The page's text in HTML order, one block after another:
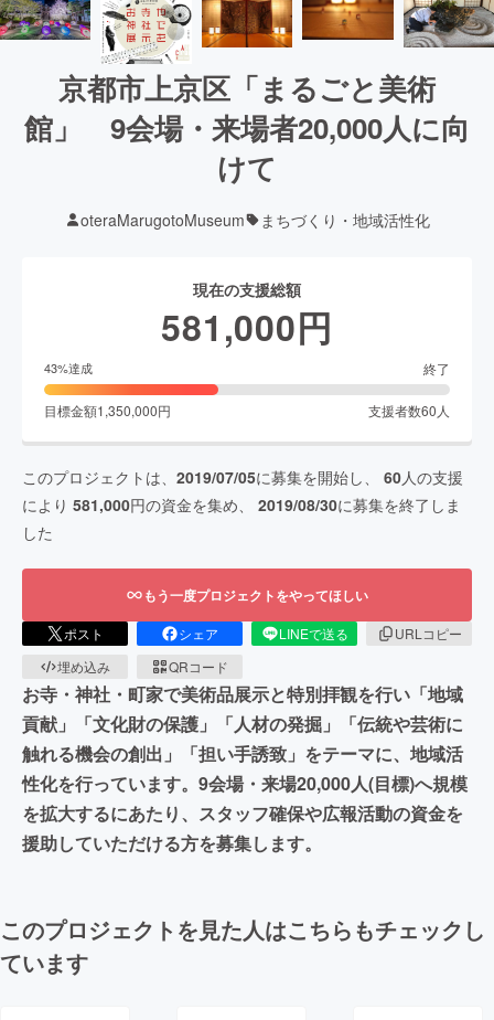
京都市上京区「まるごと美術
館」 9会場・来場者20,000人に向
けて
oteraMarugotoMuseum まちづくり・地域活性化
現在の支援総額
581,000円
43%達成 終了
目標金額1,350,000円 支援者数60 人
このプロジェクトは、 2019/07/05に募集を開始し、 60人の支援
により 581,000円の資金を集め、 2019/08/30に募集を終了しま
した
もう一度プロジェクトをやってほしい
ポスト シェア LINEで送る
URLコピー
埋め込み
QRコード
お寺・神社・町家で美術品展示と特別拝観を行い「地域
貢献」「文化財の保護」「人材の発掘」「伝統や芸術に
触れる機会の創出」「担い手誘致」をテーマに、地域活
性化を行っています。9会場・来場20,000人(目標)へ規模
を拡大するにあたり、スタッフ確保や広報活動の資金を
援助していただける方を募集します。
このプロジェクトを見た人はこちらもチェックし
ています